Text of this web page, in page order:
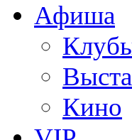
Афиша
Кино